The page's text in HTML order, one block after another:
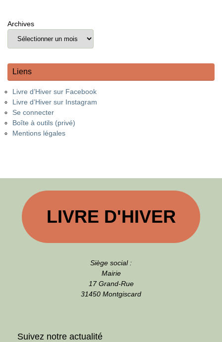
Archives
Liens
Livre d’Hiver sur Facebook
Livre d’Hiver sur Instagram
Se connecter
Boîte à outils (privé)
Mentions légales
LIVRE D'HIVER
Siège social :
Mairie
17 Grand-Rue
31450 Montgiscard
Suivez notre actualité